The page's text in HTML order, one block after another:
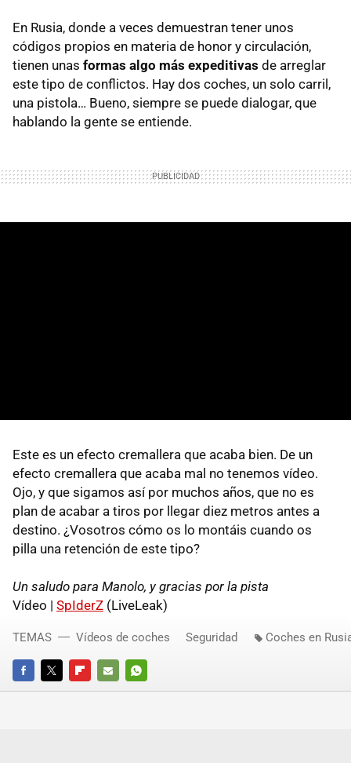
En Rusia, donde a veces demuestran tener unos
códigos propios en materia de honor y circulación,
tienen unas formas algo más expeditivas de arreglar
este tipo de conflictos. Hay dos coches, un solo carril,
una pistola… Bueno, siempre se puede dialogar, que
hablando la gente se entiende.
Este es un efecto cremallera que acaba bien. De un
efecto cremallera que acaba mal no tenemos vídeo.
Ojo, y que sigamos así por muchos años, que no es
plan de acabar a tiros por llegar diez metros antes a
destino. ¿Vosotros cómo os lo montáis cuando os
pilla una retención de este tipo?
Un saludo para Manolo, y gracias por la pista
Vídeo | SpIderZ (LiveLeak)
FACEBOOKTWITTERFLIPBOARD
E-
WHATSAPP
TEMAS Vídeos de coches Seguridad Coches en